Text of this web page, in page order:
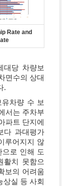
Rate and
대당 차량보
면수의 상대
.
차량 수 보
서는 주차부
파트 단지에
다 과대평가
루어지지 않
로 인해 도
활치 못함으
보의 어려움
상실 등 사회